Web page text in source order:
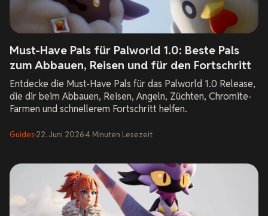
Must-Have Pals für Palworld 1.0: Beste Pals
zum Abbauen, Reisen und für den Fortschritt
Entdecke die Must-Have Pals für das Palworld 1.0 Release,
die dir beim Abbauen, Reisen, Angeln, Züchten, Chromite-
Farmen und schnellerem Fortschritt helfen.
Guides·22. Juni 2026·4 Minuten Lesezeit